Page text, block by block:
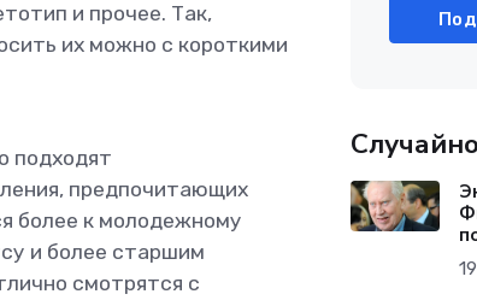
и прочее. Так,
их можно с короткими
подходят
предпочитающих
более к молодежному
и более старшим
смотрятся с